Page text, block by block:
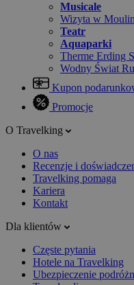
Musicale
Wizyta w
Teatr
Aquaparki
Therme Erding
Wodny Świat
Kupon
Promocje
O Travelking
O nas
Recenzje i
Travelking pomaga
Kariera
Kontakt
Dla klientów
Częste pytania
Hotele na Travelking
Ubezpieczenie